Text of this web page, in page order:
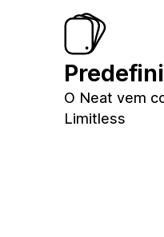
O Neat vem
Limitless